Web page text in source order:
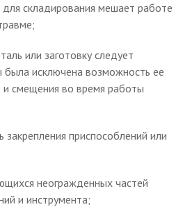
складирования мешает работе
или заготовку следует
была исключена возможность ее
и смещения во время работы
закрепления приспособлений или
неогражденных частей
и инструмента;